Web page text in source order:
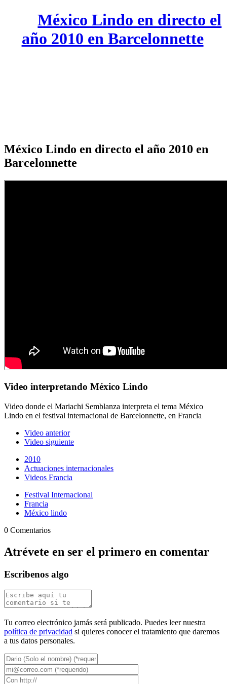
México Lindo en directo el
año 2010 en Barcelonnette
México Lindo en directo el año 2010 en
Barcelonnette
Video interpretando México Lindo
Video donde el Mariachi Semblanza interpreta el tema México
Lindo en el festival internacional de Barcelonnette, en Francia
Video anterior
Video siguiente
2010
Actuaciones internacionales
Videos Francia
Festival Internacional
Francia
México lindo
0 Comentarios
Atrévete en ser el primero en comentar
Escribenos algo
Tu correo electrónico jamás será publicado. Puedes leer nuestra
política de privacidad si quieres conocer el tratamiento que daremos
a tus datos personales.